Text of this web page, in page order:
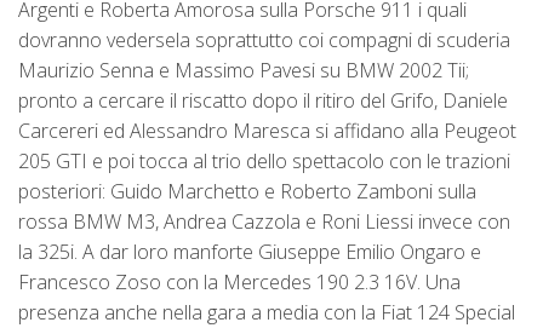
Argenti e Roberta Amorosa sulla Porsche 911 i quali
dovranno vedersela soprattutto coi compagni di scuderia
Maurizio Senna e Massimo Pavesi su BMW 2002 Tii;
pronto a cercare il riscatto dopo il ritiro del Grifo, Daniele
Carcereri ed Alessandro Maresca si affidano alla Peugeot
205 GTI e poi tocca al trio dello spettacolo con le trazioni
posteriori: Guido Marchetto e Roberto Zamboni sulla
rossa BMW M3, Andrea Cazzola e Roni Liessi invece con
la 325i. A dar loro manforte Giuseppe Emilio Ongaro e
Francesco Zoso con la Mercedes 190 2.3 16V. Una
presenza anche nella gara a media con la Fiat 124 Special